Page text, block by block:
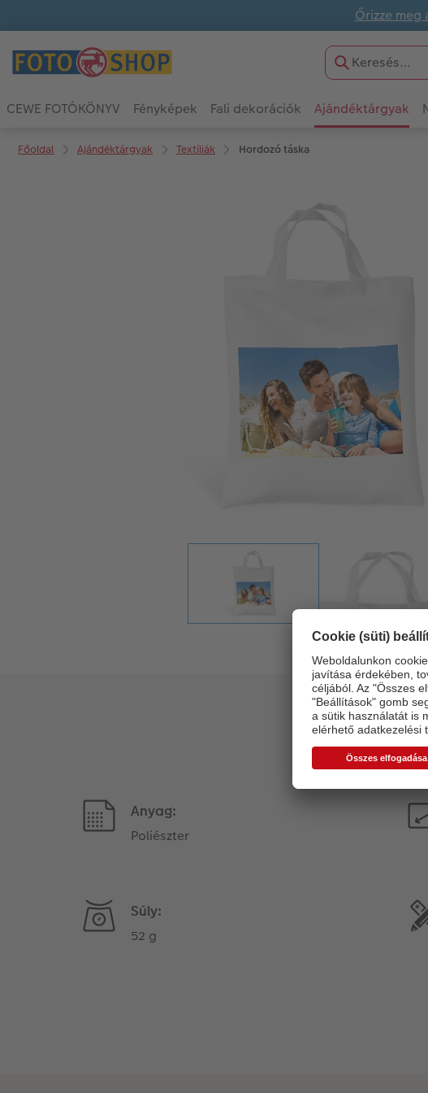
Őrizze
CEWE FOTÓKÖNYV Fényképek Fali dekorációk Ajándéktárgyak
Főoldal Ajándéktárgyak Textíliák Hordozó táska
Anyag:
Poliészter
Súly:
52 g